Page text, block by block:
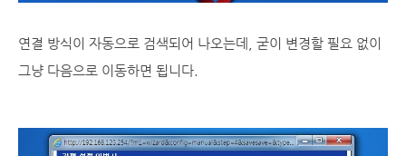
연결 방식이 자동으로 검색되어 나오는데, 굳이 변경할 필요 없이
그냥 다음으로 이동하면 됩니다.